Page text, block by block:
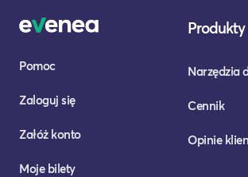
Pomoc
Zaloguj się
Załóż konto
Moje bilety
Narzędzia
Cennik
Opinie